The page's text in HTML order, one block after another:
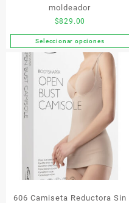
de
producto
moldeador
$829.00
Seleccionar opciones
Este
producto
tiene
múltiples
variantes.
Las
opciones
se
pueden
elegir
en
página
606 Camiseta Reductora Sin